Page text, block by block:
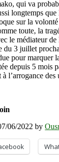
qui va
longtemps que
sur la
toute, la
le médiateur
du 3 juillet
pour marquer
depuis 5 mois
l’arrogance des
06/2022 by